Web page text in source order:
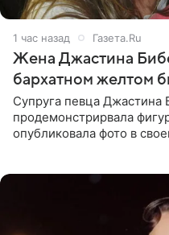
1 час назад Газета.Ru
Жена Джастина
бархатном желтом
Супруга певца Джастина
продемонстрирвала
опубликовала фото в